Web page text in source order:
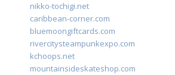
nikko-tochigi.net
caribbean-corner.com
bluemoongiftcards.com
rivercitysteampunkexpo.com
kchoops.net
mountainsideskateshop.com